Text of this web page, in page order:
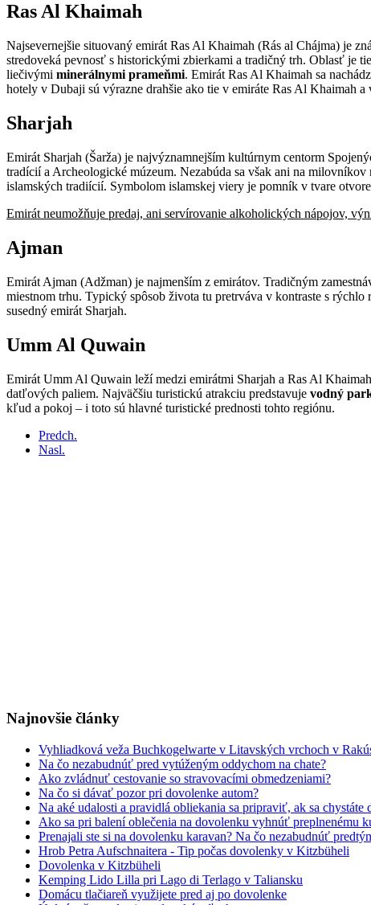
Ras Al Khaimah
Najsevernejšie situovaný emirát Ras Al Khaimah (Rás al Chájma) je
stredoveká pevnosť s historickými zbierkami a tradičný trh. Oblasť je
liečivými minerálnymi prameňmi. Emirát Ras Al Khaimah sa
hotely v Dubaji sú výrazne drahšie ako tie v emiráte Ras Al Khaimah
Sharjah
Emirát Sharjah (Šarža) je najvýznamnejším kultúrnym centorm
tradícií a Archeologické múzeum. Nezabúda sa však ani na
islamských tradiícií. Symbolom islamskej viery je pomník v tvare
Emirát neumožňuje predaj, ani servírovanie alkoholických nápojov,
Ajman
Emirát Ajman (Adžman) je najmenším z emirátov. Tradičným
miestnom trhu. Typický spôsob života tu pretrváva v kontraste s
susedný emirát Sharjah.
Umm Al Quwain
Emirát Umm Al Quwain leží medzi emirátmi Sharjah a Ras Al
datľových paliem. Najväčšiu turistickú atrakciu predstavuje vodný
kľud a pokoj – i toto sú hlavné turistické prednosti tohto regiónu.
Predch.
Nasl.
Najnovšie články
Vyhliadková veža Buchkogelwarte v Litavských vrchoch v
Na čo nezabudnúť pred vytúženým oddychom na chate?
Ako zvládnuť cestovanie so stravovacími obmedzeniami?
Na čo si dávať pozor pri dovolenke autom?
Na aké udalosti a pravidlá obliekania sa pripraviť, ak sa
Ako sa pri balení oblečenia na dovolenku vyhnúť preplnenému
Prenajali ste si na dovolenku karavan? Na čo nezabudnúť
Hrob Petra Aufschnaitera - Tip počas dovolenky v Kitzbüheli
Dovolenka v Kitzbüheli
Kemping Lido Lilla pri Lago di Terlago v Taliansku
Domácu tlačiareň využijete pred aj po dovolenke